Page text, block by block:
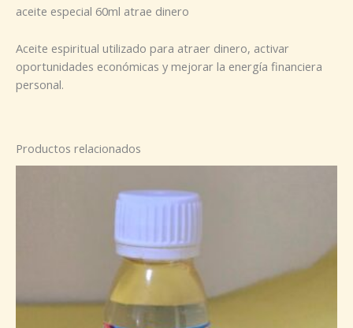
aceite especial 60ml atrae dinero
Aceite espiritual utilizado para atraer dinero, activar
oportunidades económicas y mejorar la energía financiera
personal.
Productos relacionados